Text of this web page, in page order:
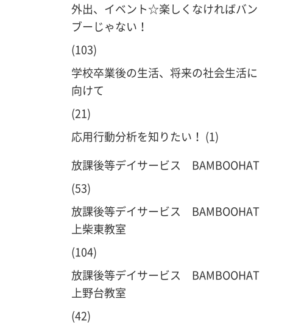
外出、イベント☆楽しくなければバン
ブーじゃない！
(103)
学校卒業後の生活、将来の社会生活に
向けて
(21)
応用行動分析を知りたい！ (1)
放課後等デイサービス BAMBOOHAT
(53)
放課後等デイサービス BAMBOOHAT
上柴東教室
(104)
放課後等デイサービス BAMBOOHAT
上野台教室
(42)